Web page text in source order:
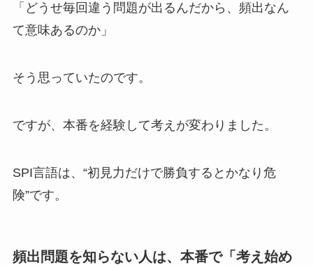
「どうせ毎回違う問題が出るんだから、頻出なん
て意味あるのか」
そう思っていたのです。
ですが、本番を経験して考えが変わりました。
SPI言語は、“初見力だけで勝負するとかなり危
険”です。
頻出問題を知らない人は、本番で「考え始め